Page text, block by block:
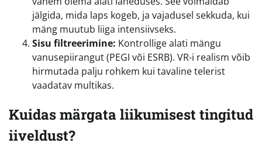
jälgida, mida laps kogeb, ja vajadusel sekkuda, kui
mäng muutub liiga intensiivseks.
Sisu filtreerimine: Kontrollige alati mängu
vanusepiirangut (PEGI või ESRB). VR-i realism võib
hirmutada palju rohkem kui tavaline telerist
vaadatav multikas.
Kuidas märgata liikumisest tingitud
iiveldust?